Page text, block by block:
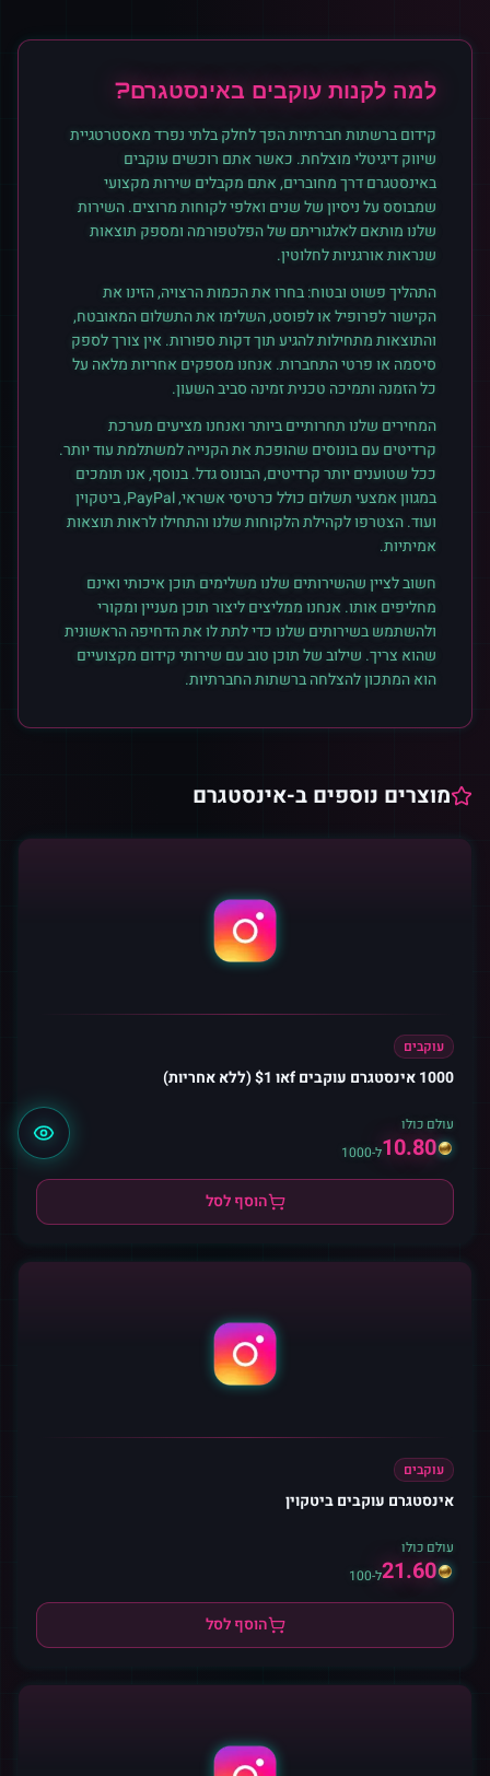
למה לקנות עוקבים באינסטגרם?
קידום ברשתות חברתיות הפך לחלק בלתי נפרד מאסטרטגיית
שיווק דיגיטלי מוצלחת. כאשר אתם רוכשים עוקבים
באינסטגרםדרך מחוברים, אתם מקבלים שירות מקצועי
שמבוסס על ניסיון של שנים ואלפי לקוחות מרוצים. השירות
שלנו מותאם לאלגוריתם של הפלטפורמה ומספק תוצאות
שנראות אורגניות לחלוטין.
התהליך פשוט ובטוח: בחרו את הכמות הרצויה, הזינו את
הקישור לפרופיל או לפוסט, השלימו את התשלום המאובטח,
והתוצאות מתחילות להגיע תוך דקות ספורות. אין צורך לספק
סיסמה או פרטי התחברות. אנחנו מספקים אחריות מלאה על
כל הזמנה ותמיכה טכנית זמינה סביב השעון.
המחירים שלנו תחרותיים ביותר ואנחנו מציעים מערכת
קרדיטים עם בונוסים שהופכת את הקנייה למשתלמת עוד יותר.
ככל שטוענים יותר קרדיטים, הבונוס גדל. בנוסף, אנו תומכים
במגוון אמצעי תשלום כולל כרטיסי אשראי, PayPal, ביטקוין
ועוד. הצטרפו לקהילת הלקוחות שלנו והתחילו לראות תוצאות
אמיתיות.
חשוב לציין שהשירותים שלנו משלימים תוכן איכותי ואינם
מחליפים אותו. אנחנו ממליצים ליצור תוכן מעניין ומקורי
ולהשתמש בשירותים שלנו כדי לתת לו את הדחיפה הראשונית
שהוא צריך. שילוב של תוכן טוב עם שירותי קידום מקצועיים
הוא המתכון להצלחה ברשתות החברתיות.
מוצרים נוספים ב-אינסטגרם
עוקבים
1000 אינסטגרם עוקבים fאו $1 (ללא אחריות)
עולם כולו
10.80ל-1000
הוסף לסל
עוקבים
אינסטגרם עוקבים ביטקוין
עולם כולו
21.60ל-100
הוסף לסל